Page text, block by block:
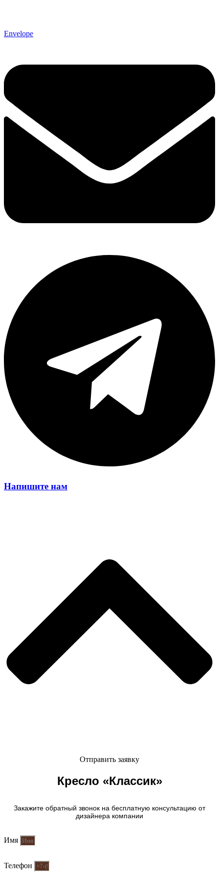
Envelope
Напишите нам
Отправить заявку
Кресло «Классик»
Закажите обратный звонок на бесплатную консультацию от
дизайнера компании
Имя
Телефон